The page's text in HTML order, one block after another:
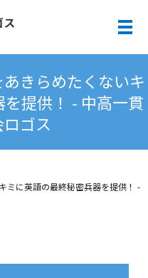
メ
きらめたくないキ
提供！ - 中高一貫
ゴス
ミに英語の最終秘密兵器を提供！ -